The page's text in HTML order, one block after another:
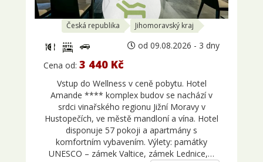
Česká republika Jihomoravský kraj
od 09.08.2026 - 3 dny
Cena od: 3 440 Kč
Vstup do Wellness v ceně pobytu. Hotel
Amande **** komplex budov se nachází v
srdci vinařského regionu Jižní Moravy v
Hustopečích, ve městě mandloní a vína. Hotel
disponuje 57 pokoji a apartmány s
komfortním vybavením. Výlety: památky
UNESCO – zámek Valtice, zámek Lednice,…